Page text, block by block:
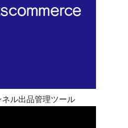
ル出品管理ツール